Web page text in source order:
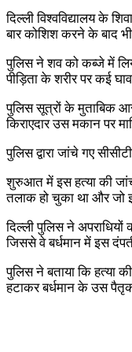
दिल्ली विश्वविद्यालय के
बार कोशिश करने के बाद
पुलिस ने शव को कब्जे में
पीड़िता के शरीर पर कई
पुलिस सूत्रों के मुताबिक
किराएदार उस मकान पर
पुलिस द्वारा जांचे गए
शुरुआत में इस हत्या की जांच
तलाक हो चुका था और जो
दिल्ली पुलिस ने
जिससे वे बर्धमान में इस
पुलिस ने बताया कि हत्या
हटाकर बर्धमान के उस